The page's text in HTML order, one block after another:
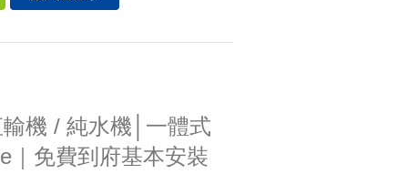
機 / 純水機│一體式
｜免費到府基本安裝